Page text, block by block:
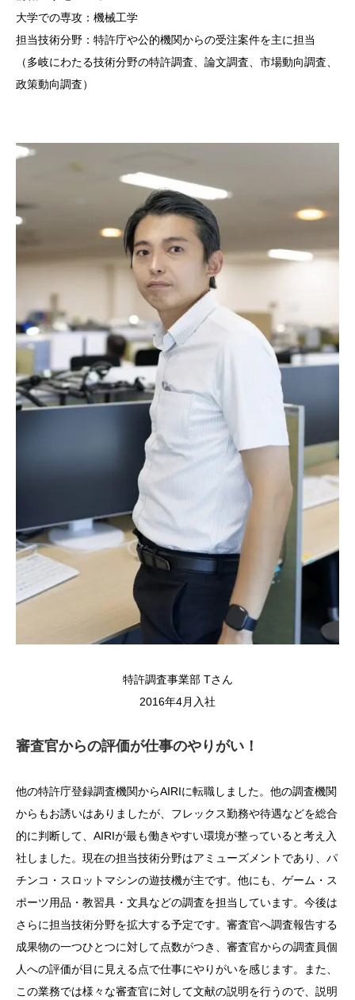
大学での専攻：機械工学
担当技術分野：特許庁や公的機関からの受注案件を主に担当
（多岐にわたる技術分野の特許調査、論文調査、市場動向調査、
政策動向調査）
特許調査事業部 Tさん
2016年4月入社
審査官からの評価が仕事のやりがい！
他の特許庁登録調査機関からAIRIに転職しました。他の調査機関
からもお誘いはありましたが、フレックス勤務や待遇などを総合
的に判断して、AIRIが最も働きやすい環境が整っていると考え入
社しました。現在の担当技術分野はアミューズメントであり、パ
チンコ・スロットマシンの遊技機が主です。他にも、ゲーム・ス
ポーツ用品・教習具・文具などの調査を担当しています。今後は
さらに担当技術分野を拡大する予定です。審査官へ調査報告する
成果物の一つひとつに対して点数がつき、審査官からの調査員個
人への評価が目に見える点で仕事にやりがいを感じます。また、
この業務では様々な審査官に対して文献の説明を行うので、説明